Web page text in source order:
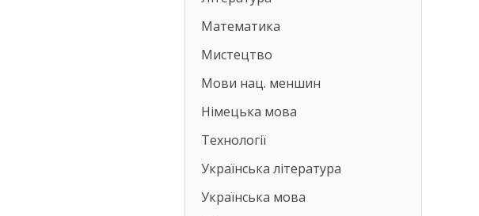
Математика
Мистецтво
Мови нац. меншин
Німецька мова
Технології
Українська література
Українська мова